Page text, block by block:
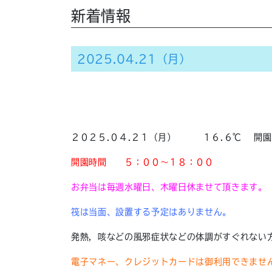
新着情報
2025.04.21（月）
２０２５.０４.２１（月） １６.６℃ 開園
開園時間 ５：００～１８：００
お弁当は毎週水曜日、木曜日休ませて頂きます。
筏は当面、設置する予定はありません。
発熱，咳などの風邪症状などの体調がすぐれない
電子マネー、クレジットカードは御利用できませ